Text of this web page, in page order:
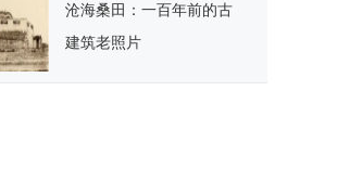
沧海桑田：一百年前的古
建筑老照片